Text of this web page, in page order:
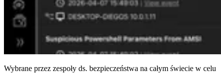
Wybrane przez zespoły ds. bezpieczeństwa na całym świecie w celu